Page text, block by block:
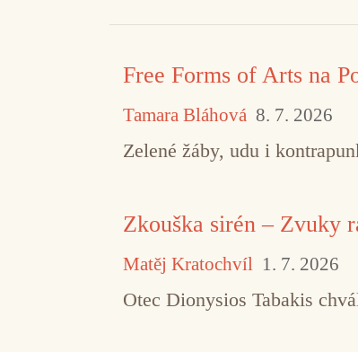
Free Forms of Arts na
Tamara Bláhová 8. 7. 2026
Zelené žáby, udu i
Zkouška sirén – Zvuky
Matěj Kratochvíl 1. 7. 2026
Otec Dionysios Tabakis